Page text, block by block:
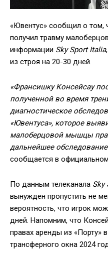
«Ювентус» сообщил о том,
получил травму
информации Sky Sport Italia
из строя на 20-30 дней.
«Франсишку Консейсау
полученной во время
диагностическое
«Ювентуса», которое
малоберцовой мышцы
дальнейшее
сообщается в
По данным телеканала Sky
вынужден пропустить не
вероятность, что игрок
дней. Напомним, что
правах аренды из «Порту»
трансферного окна 2024